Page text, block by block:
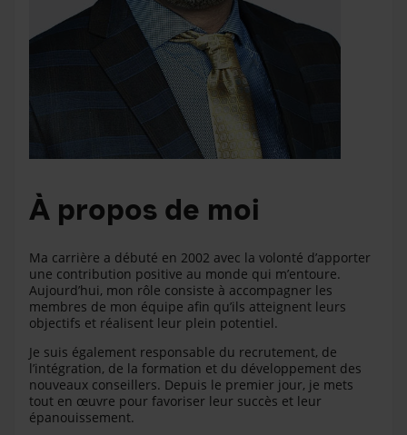
À propos de moi
Ma carrière a débuté en 2002 avec la volonté d’apporter
une contribution positive au monde qui m’entoure.
Aujourd’hui, mon rôle consiste à accompagner les
membres de mon équipe afin qu’ils atteignent leurs
objectifs et réalisent leur plein potentiel.
Je suis également responsable du recrutement, de
l’intégration, de la formation et du développement des
nouveaux conseillers. Depuis le premier jour, je mets
tout en œuvre pour favoriser leur succès et leur
épanouissement.